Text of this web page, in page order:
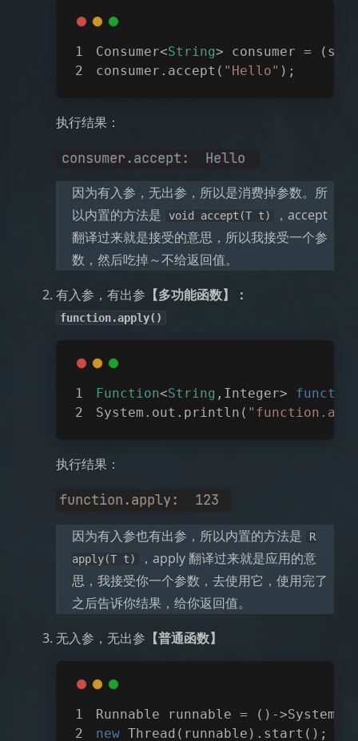
Consumer<String> consumer = (s)
consumer.accept( "Hello" );
执行结果：
因为有入参，无出参，所以是消费掉参数。所
以内置的方法是
void accept(T t)
，accept
翻译过来就是接受的意思，所以我接受一个参
数，然后吃掉～不给返回值。
有入参，有出参 【多功能函数】：
function.apply()
Function<String ,Integer>
System.out.println(
执行结果：
因为有入参也有出参，所以内置的方法是
R
apply(T t)
，apply 翻译过来就是应用的意
思，我接受你一个参数，去使用它，使用完了
之后告诉你结果，给你返回值。
无入参，无出参 【普通函数】
Runnable runnable = () ->
new Thread(runnable).start();